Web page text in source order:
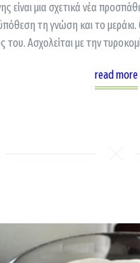
μια σχετικά νέα
τη γνώση και το μεράκι.
του. Ασχολείται με την
read more